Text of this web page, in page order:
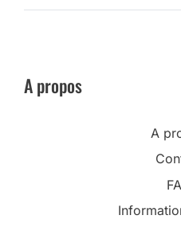
A propos
A